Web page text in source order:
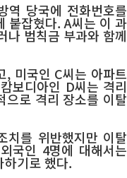
역 당국에 전화번호를
붙잡혔다. A씨는 이 과
나 범칙금 부과와 함께
, 미국인 C씨는 아파트
보디아인 D씨는 격리
으로 격리 장소를 이탈
치를 위반했지만 이탈
국인 4명에 대해서는
하기로 했다.